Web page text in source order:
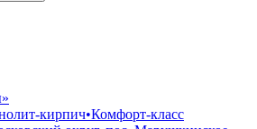
кирпич•Комфорт-класс